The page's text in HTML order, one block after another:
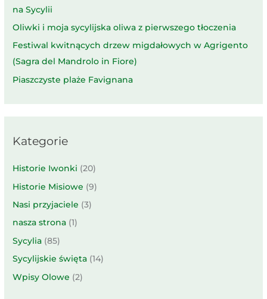
na Sycylii
Oliwki i moja sycylijska oliwa z pierwszego tłoczenia
Festiwal kwitnących drzew migdałowych w Agrigento
(Sagra del Mandrolo in Fiore)
Piaszczyste plaże Favignana
Kategorie
Historie Iwonki (20)
Historie Misiowe (9)
Nasi przyjaciele (3)
nasza strona (1)
Sycylia (85)
Sycylijskie święta (14)
Wpisy Olowe (2)